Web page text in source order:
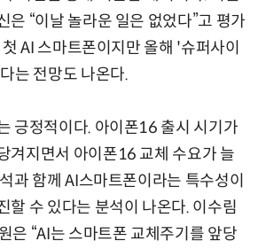
은 “이날 놀라운 일은 없었다”고 평가
AI 스마트폰이지만 올해 '슈퍼사이
는 전망도 나온다.
긍정적이다. 아이폰16 출시 시기가
겨지면서 아이폰16 교체 수요가 늘
과 함께 AI스마트폰이라는 특수성이
할 수 있다는 분석이 나온다. 이수림
은 “AI는 스마트폰 교체주기를 앞당